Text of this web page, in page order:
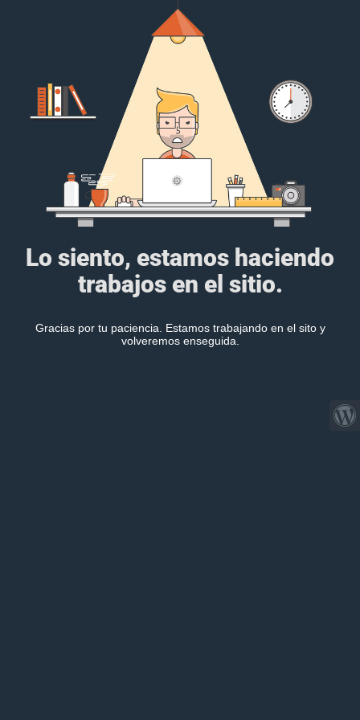
Lo siento, estamos haciendo
trabajos en el sitio.
Gracias por tu paciencia. Estamos trabajando en el sito y
volveremos enseguida.